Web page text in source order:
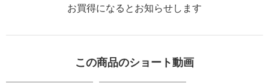
お買得になるとお知らせします
この商品のショート動画